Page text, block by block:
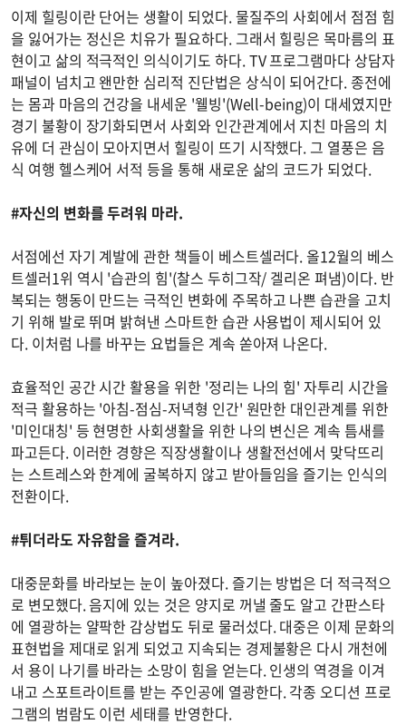
이제 힐링이란 단어는 생활이 되었다. 물질주의 사회에서 점점 힘
을 잃어가는 정신은 치유가 필요하다. 그래서 힐링은 목마름의 표
현이고 삶의 적극적인 의식이기도 하다. TV 프로그램마다 상담자
패널이 넘치고 왠만한 심리적 진단법은 상식이 되어간다. 종전에
는 몸과 마음의 건강을 내세운 '웰빙'(Well-being)이 대세였지만
경기 불황이 장기화되면서 사회와 인간관계에서 지친 마음의 치
유에 더 관심이 모아지면서 힐링이 뜨기 시작했다. 그 열풍은 음
식 여행 헬스케어 서적 등을 통해 새로운 삶의 코드가 되었다.
#자신의 변화를 두려워 마라.
서점에선 자기 계발에 관한 책들이 베스트셀러다. 올12월의 베스
트셀러1위 역시 '습관의 힘'(찰스 두히그작/ 겔리온 펴냄)이다. 반
복되는 행동이 만드는 극적인 변화에 주목하고 나쁜 습관을 고치
기 위해 발로 뛰며 밝혀낸 스마트한 습관 사용법이 제시되어 있
다. 이처럼 나를 바꾸는 요법들은 계속 쏟아져 나온다.
효율적인 공간 시간 활용을 위한 '정리는 나의 힘' 자투리 시간을
적극 활용하는 '아침-점심-저녁형 인간' 원만한 대인관계를 위한
'미인대칭' 등 현명한 사회생활을 위한 나의 변신은 계속 틈새를
파고든다. 이러한 경향은 직장생활이나 생활전선에서 맞닥뜨리
는 스트레스와 한계에 굴복하지 않고 받아들임을 즐기는 인식의
전환이다.
#튀더라도 자유함을 즐겨라.
대중문화를 바라보는 눈이 높아졌다. 즐기는 방법은 더 적극적으
로 변모했다. 음지에 있는 것은 양지로 꺼낼 줄도 알고 간판스타
에 열광하는 얄팍한 감상법도 뒤로 물러섰다. 대중은 이제 문화의
표현법을 제대로 읽게 되었고 지속되는 경제불황은 다시 개천에
서 용이 나기를 바라는 소망이 힘을 얻는다. 인생의 역경을 이겨
내고 스포트라이트를 받는 주인공에 열광한다. 각종 오디션 프로
그램의 범람도 이런 세태를 반영한다.